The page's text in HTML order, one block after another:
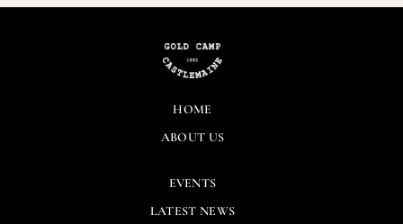
HOME
ABOUT US
EVENTS
LATEST NEWS